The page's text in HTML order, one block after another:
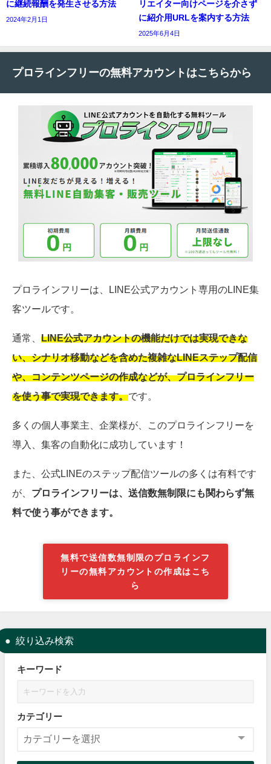
に継続報酬を発生させる方法
2024年2月1日
リエイター向けページを介さず
に紹介用URLを案内する方法
2025年6月4日
プロラインフリーの無料アカウントはこちらから
プロラインフリーは、LINE公式アカウント専用のLINE集
客ツールです。
通常、 LINE公式アカウントの機能だけでは実現できな
い、シナリオ移動などを含めた複雑なLINEステップ配信
や、コンテンツページの作成などが、プロラインフリー
を使う事で実現できます。です。
多くの個人事業主、企業様が、このプロラインフリーを
導入、集客の自動化に成功しています！
また、公式LINEのステップ配信ツールの多くは有料です
が、 プロラインフリーは、送信数無制限にも関わらず無
料で使う事ができます。
無料で送信数無制限のプロラインフ
リーの無料アカウントの作成はこち
ら
絞り込み検索
キーワード
カテゴリー